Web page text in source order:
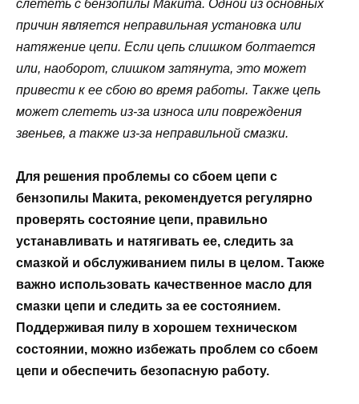
слететь с бензопилы Макита. Одной из основных
причин является неправильная установка или
натяжение цепи. Если цепь слишком болтается
или, наоборот, слишком затянута, это может
привести к ее сбою во время работы. Также цепь
может слететь из-за износа или повреждения
звеньев, а также из-за неправильной смазки.
Для решения проблемы со сбоем цепи с
бензопилы Макита, рекомендуется регулярно
проверять состояние цепи, правильно
устанавливать и натягивать ее, следить за
смазкой и обслуживанием пилы в целом. Также
важно использовать качественное масло для
смазки цепи и следить за ее состоянием.
Поддерживая пилу в хорошем техническом
состоянии, можно избежать проблем со сбоем
цепи и обеспечить безопасную работу.